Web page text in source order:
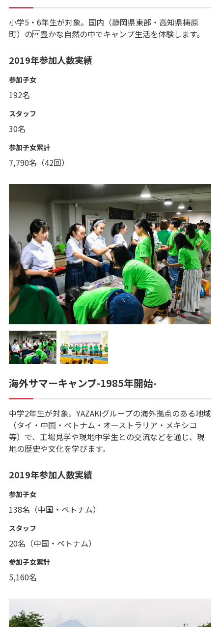
小学5・6年生が対象。国内（静岡県東部・高知県梼原
町）の 豊かな自然の中でキャンプ生活を体験します。
2019年参加人数実績
参加子女
192名
スタッフ
30名
参加子女累計
7,790名（42回）
海外サマーキャンプ-1985年開始-
中学2年生が対象。YAZAKIグループの海外拠点のある地域
（タイ・中国・ベトナム・オーストラリア・メキシコ
等）で、工場見学や現地中学生との交流などを通じ、現
地の歴史や文化を学びます。
2019年参加人数実績
参加子女
138名（中国・ベトナム）
スタッフ
20名（中国・ベトナム）
参加子女累計
5,160名